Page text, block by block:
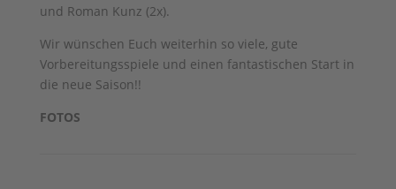
und Roman Kunz (2x).
Wir wünschen Euch weiterhin so viele, gute
Vorbereitungsspiele und einen fantastischen Start in
die neue Saison!!
FOTOS